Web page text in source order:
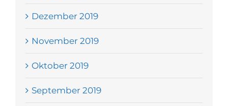
Dezember 2019
November 2019
Oktober 2019
September 2019